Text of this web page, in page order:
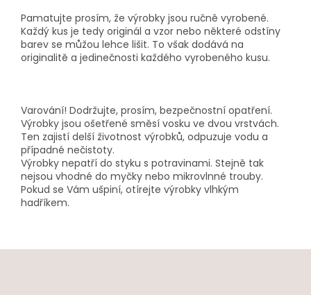
Pamatujte prosím, že výrobky jsou ručně vyrobené.
Každý kus je tedy originál a vzor nebo některé odstíny
barev se můžou lehce lišit. To však dodává na
originalitě a jedinečnosti každého vyrobeného kusu.
Varování! Dodržujte, prosím, bezpečnostní opatření.
Výrobky jsou ošetřené směsí vosku ve dvou vrstvách.
Ten zajistí delší životnost výrobků, odpuzuje vodu a
případné nečistoty.
Výrobky nepatří do styku s potravinami. Stejně tak
nejsou vhodné do myčky nebo mikrovlnné trouby.
Pokud se Vám ušpiní, otírejte výrobky vlhkým
hadříkem.